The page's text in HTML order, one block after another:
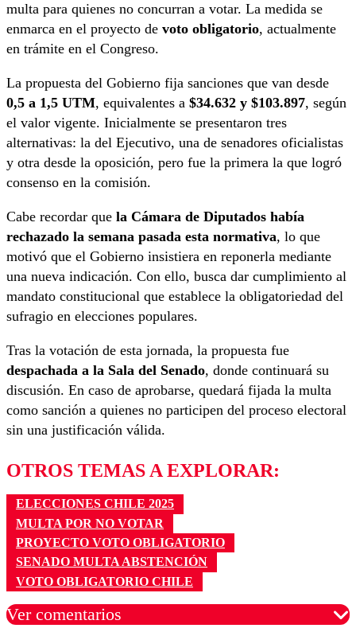
multa para quienes no concurran a votar. La medida se
enmarca en el proyecto de voto obligatorio, actualmente
en trámite en el Congreso.
La propuesta del Gobierno fija sanciones que van desde
0,5 a 1,5 UTM, equivalentes a $34.632 y $103.897, según
el valor vigente. Inicialmente se presentaron tres
alternativas: la del Ejecutivo, una de senadores oficialistas
y otra desde la oposición, pero fue la primera la que logró
consenso en la comisión.
Cabe recordar que la Cámara de Diputados había
rechazado la semana pasada esta normativa, lo que
motivó que el Gobierno insistiera en reponerla mediante
una nueva indicación. Con ello, busca dar cumplimiento al
mandato constitucional que establece la obligatoriedad del
sufragio en elecciones populares.
Tras la votación de esta jornada, la propuesta fue
despachada a la Sala del Senado, donde continuará su
discusión. En caso de aprobarse, quedará fijada la multa
como sanción a quienes no participen del proceso electoral
sin una justificación válida.
OTROS TEMAS A EXPLORAR:
ELECCIONES CHILE 2025
MULTA POR NO VOTAR
PROYECTO VOTO OBLIGATORIO
SENADO MULTA ABSTENCIÓN
VOTO OBLIGATORIO CHILE
Ver comentarios